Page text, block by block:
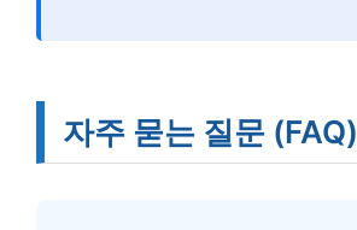
자주 묻는 질문 (FAQ)